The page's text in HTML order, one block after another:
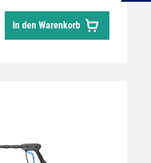
In den Warenkorb